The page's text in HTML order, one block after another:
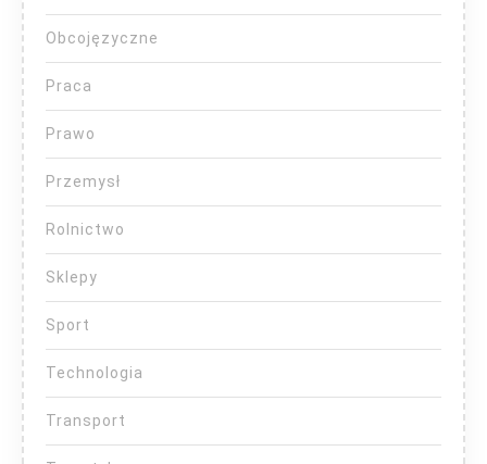
Obcojęzyczne
Praca
Prawo
Przemysł
Rolnictwo
Sklepy
Sport
Technologia
Transport